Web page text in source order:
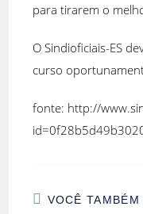
para tirarem o
O Sindioficiais-ES
curso
fonte: http://
VOCÊ